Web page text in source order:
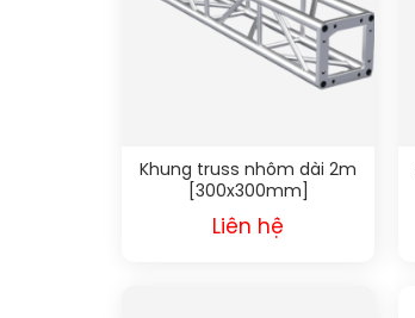
Khung truss nhôm dài 2m
[300x300mm]
Liên hệ